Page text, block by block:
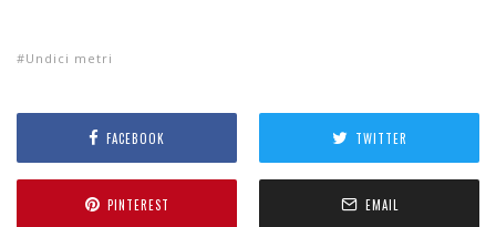
Undici metri
FACEBOOK TWITTER
PINTEREST EMAIL